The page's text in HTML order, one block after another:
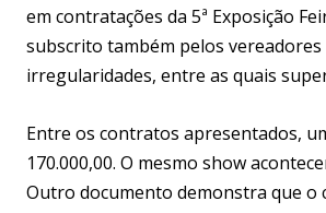
em contratações da 5ª Exposição
subscrito também pelos vereadores
irregularidades, entre as quais
Entre os contratos apresentados,
170.000,00. O mesmo show
Outro documento demonstra que o